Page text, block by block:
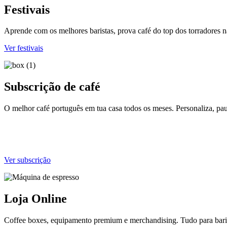
Festivais
Aprende com os melhores baristas, prova café do top dos
Ver festivais
Subscrição de café
O melhor café português em tua casa todos os meses. Personaliza,
Ver subscrição
Loja Online
Coffee boxes, equipamento premium e merchandising. Tudo para